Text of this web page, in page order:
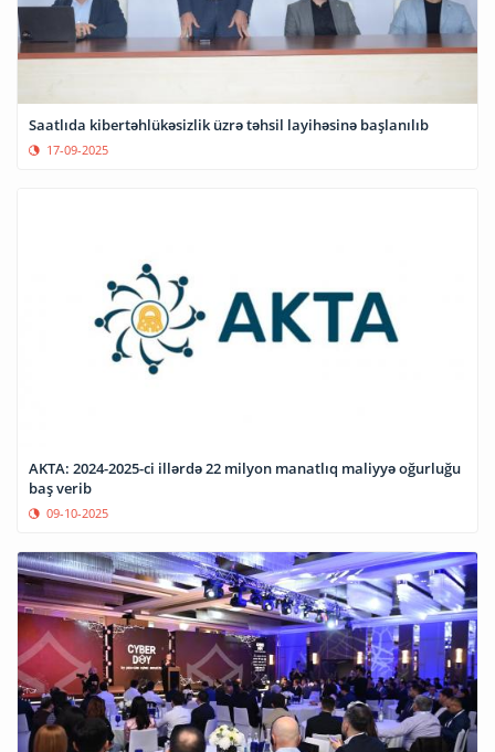
Saatlıda kibertəhlükəsizlik üzrə təhsil layihəsinə başlanılıb
17-09-2025
AKTA: 2024-2025-ci illərdə 22 milyon manatlıq maliyyə oğurluğu
baş verib
09-10-2025